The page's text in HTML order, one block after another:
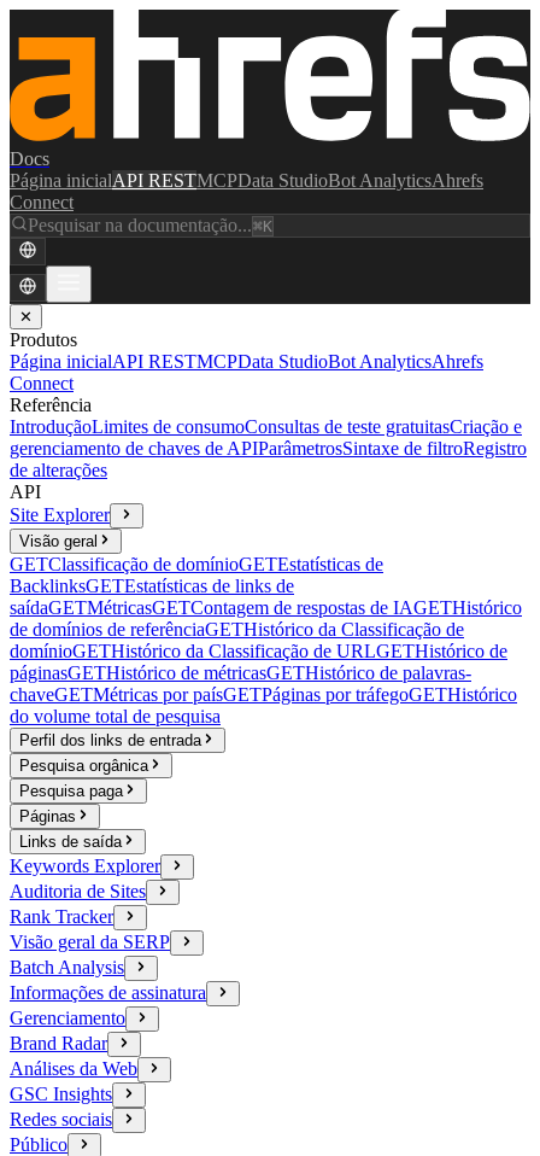
Docs
Página inicialAPI RESTMCPData StudioBot AnalyticsAhrefs
Connect
Pesquisar na documentação...⌘K
✕
Produtos
Página inicialAPI RESTMCPData StudioBot AnalyticsAhrefs
Connect
Referência
IntroduçãoLimites de consumoConsultas de teste gratuitasCriação e
gerenciamento de chaves de APIParâmetrosSintaxe de filtroRegistro
de alterações
API
Site Explorer
Visão geral
GETClassificação de domínioGETEstatísticas de
BacklinksGETEstatísticas de links de
saídaGETMétricasGETContagem de respostas de IAGETHistórico
de domínios de referênciaGETHistórico da Classificação de
domínioGETHistórico da Classificação de URLGETHistórico de
páginasGETHistórico de métricasGETHistórico de palavras-
chaveGETMétricas por paísGETPáginas por tráfegoGETHistórico
do volume total de pesquisa
Perfil dos links de entrada
Pesquisa orgânica
Pesquisa paga
Páginas
Links de saída
Keywords Explorer
Auditoria de Sites
Rank Tracker
Visão geral da SERP
Batch Analysis
Informações de assinatura
Gerenciamento
Brand Radar
Análises da Web
GSC Insights
Redes sociais
Público